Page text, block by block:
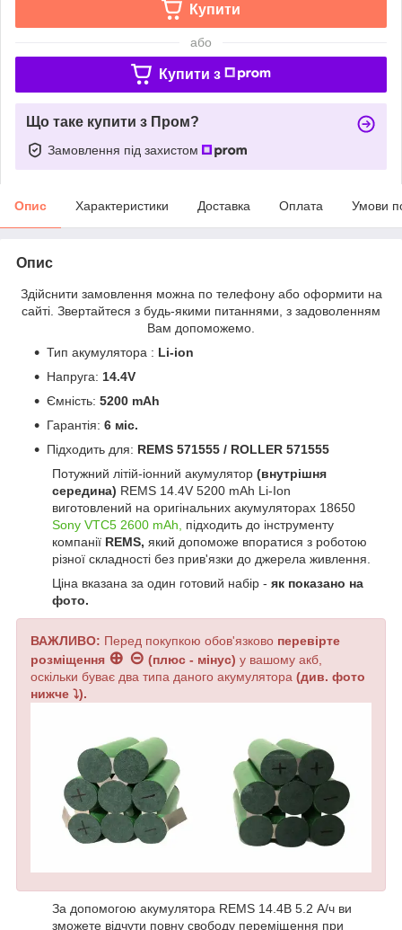
Купити
або
Купити з
Що таке купити з Пром?
Замовлення під захистом
Опис Характеристики Доставка Оплата Умови
Опис
Здійснити замовлення можна по телефону або оформити на
сайті. Звертайтеся з будь-якими питаннями, з задоволенням
Вам допоможемо.
Тип акумулятора : Li-ion
Напруга: 14.4V
Ємність: 5200 mAh
Гарантія: 6 міс.
Підходить для: REMS 571555 / ROLLER 571555
Потужний літій-іонний акумулятор (внутрішня
середина) REMS 14.4V 5200 mAh Li-Ion
виготовлений на оригінальних акумуляторах 18650
Sony VTC5 2600 mAh,
підходить до інструменту
компанії REMS, який допоможе впоратися з роботою
різної складності без прив'язки до джерела живлення.
Ціна вказана за один готовий набір - як показано на
фото.
ВАЖЛИВО: Перед покупкою обов'язково перевірте
розміщення ⊕ ⊝ (плюс - мінус) у вашому акб,
оскільки буває два типа даного акумулятора (див. фото
нижче ⤵).
За допомогою акумулятора REMS 14.4В 5.2 А/ч ви
зможете відчути повну свободу переміщення при